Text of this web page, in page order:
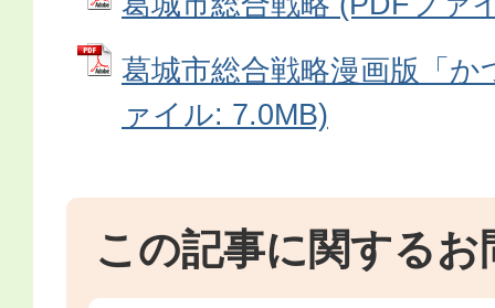
葛城市総合戦略漫画版「
ァイル: 7.0MB)
この記事に関するお